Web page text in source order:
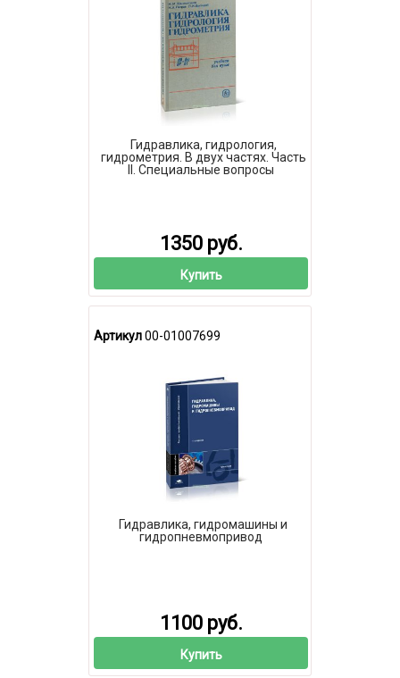
Гидравлика, гидрология,
гидрометрия. В двух частях. Часть
II. Специальные вопросы
1350 руб.
Купить
Артикул00-01007699
Гидравлика, гидромашины и
гидропневмопривод
1100 руб.
Купить